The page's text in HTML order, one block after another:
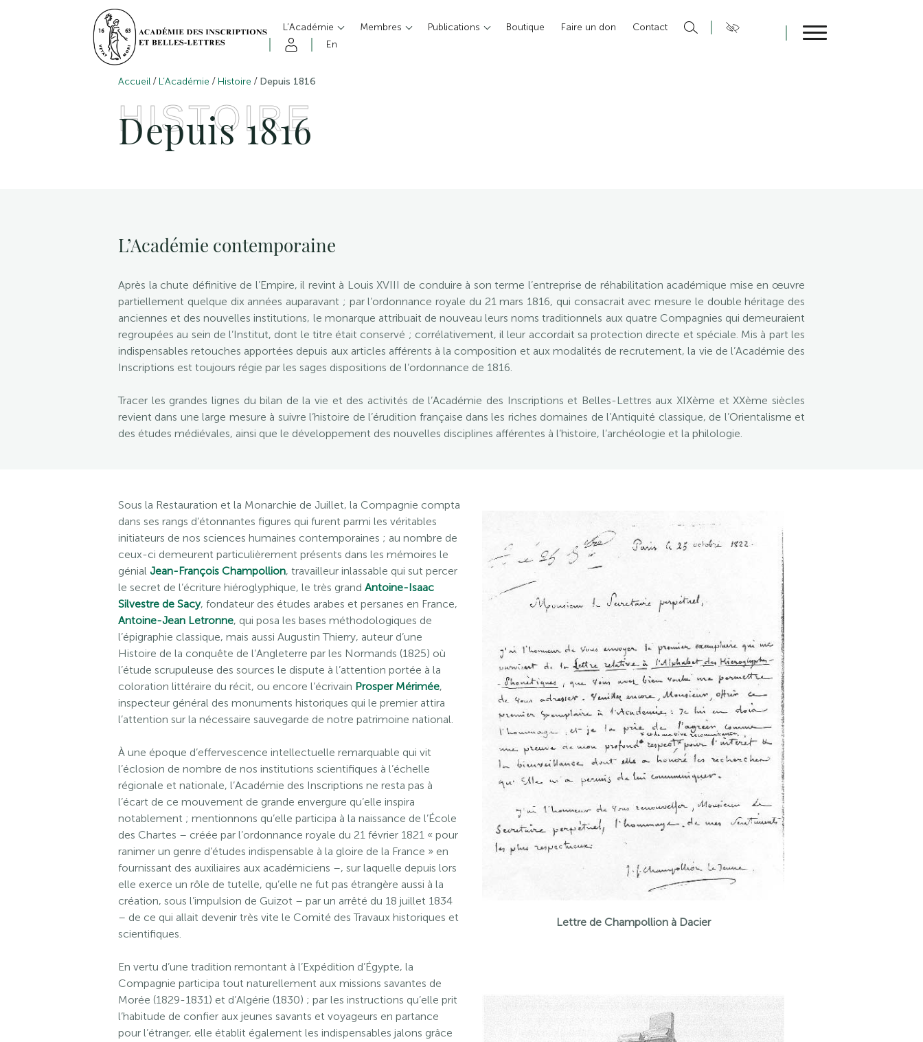
L’Académie Membres Publications Boutique Faire un don
Contact
En
Accueil / L’Académie / Histoire / Depuis 1816
HISTOIRE
Depuis 1816
L’Académie contemporaine
Après la chute définitive de l’Empire, il revint à Louis XVIII de conduire à son terme l’entreprise de réhabilitation académique mise en œuvre
partiellement quelque dix années auparavant ; par l’ordonnance royale du 21 mars 1816, qui consacrait avec mesure le double héritage des
anciennes et des nouvelles institutions, le monarque attribuait de nouveau leurs noms traditionnels aux quatre Compagnies qui demeuraient
regroupées au sein de l’Institut, dont le titre était conservé ; corrélativement, il leur accordait sa protection directe et spéciale. Mis à part les
indispensables retouches apportées depuis aux articles afférents à la composition et aux modalités de recrutement, la vie de l’Académie des
Inscriptions est toujours régie par les sages dispositions de l’ordonnance de 1816.
Tracer les grandes lignes du bilan de la vie et des activités de l’Académie des Inscriptions et Belles-Lettres aux XIXème et XXème siècles
revient dans une large mesure à suivre l’histoire de l’érudition française dans les riches domaines de l’Antiquité classique, de l’Orientalisme et
des études médiévales, ainsi que le développement des nouvelles disciplines afférentes à l’histoire, l’archéologie et la philologie.
Sous la Restauration et la Monarchie de Juillet, la Compagnie compta
dans ses rangs d’étonnantes figures qui furent parmi les véritables
initiateurs de nos sciences humaines contemporaines ; au nombre de
ceux-ci demeurent particulièrement présents dans les mémoires le
génial Jean-François Champollion, travailleur inlassable qui sut percer
le secret de l’écriture hiéroglyphique, le très grand Antoine-Isaac
Silvestre de Sacy, fondateur des études arabes et persanes en France,
Antoine-Jean Letronne, qui posa les bases méthodologiques de
l’épigraphie classique, mais aussi Augustin Thierry, auteur d’une
Histoire de la conquête de l’Angleterre par les Normands (1825) où
l’étude scrupuleuse des sources le dispute à l’attention portée à la
coloration littéraire du récit, ou encore l’écrivain Prosper Mérimée,
inspecteur général des monuments historiques qui le premier attira
l’attention sur la nécessaire sauvegarde de notre patrimoine national.
À une époque d’effervescence intellectuelle remarquable qui vit
l’éclosion de nombre de nos institutions scientifiques à l’échelle
régionale et nationale, l’Académie des Inscriptions ne resta pas à
l’écart de ce mouvement de grande envergure qu’elle inspira
notablement ; mentionnons qu’elle participa à la naissance de l’École
des Chartes – créée par l’ordonnance royale du 21 février 1821 « pour
ranimer un genre d’études indispensable à la gloire de la France » en
fournissant des auxiliaires aux académiciens –, sur laquelle depuis lors
elle exerce un rôle de tutelle, qu’elle ne fut pas étrangère aussi à la
création, sous l’impulsion de Guizot – par un arrêté du 18 juillet 1834
– de ce qui allait devenir très vite le Comité des Travaux historiques et
scientifiques.
En vertu d’une tradition remontant à l’Expédition d’Égypte, la
Compagnie participa tout naturellement aux missions savantes de
Morée (1829-1831) et d’Algérie (1830) ; par les instructions qu’elle prit
l’habitude de confier aux jeunes savants et voyageurs en partance
pour l’étranger, elle établit également les indispensables jalons grâce
Lettre de Champollion à Dacier